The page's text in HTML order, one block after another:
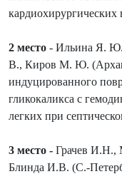
кардиохирургических
2 место - Ильина Я.
В., Киров М. Ю.
индуцированного
гликокаликса с
легких при
3 место - Грачев И.Н.,
Блинда И.В. (С.-